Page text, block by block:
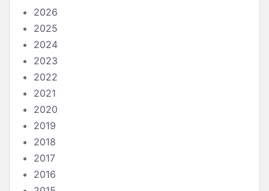
2026
2025
2024
2023
2022
2021
2020
2019
2018
2017
2016